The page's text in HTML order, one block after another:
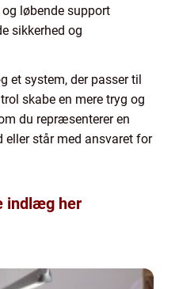
løbende support
sikkerhed og
et system, der passer til
skabe en mere tryg og
du repræsenterer en
eller står med ansvaret for
indlæg her